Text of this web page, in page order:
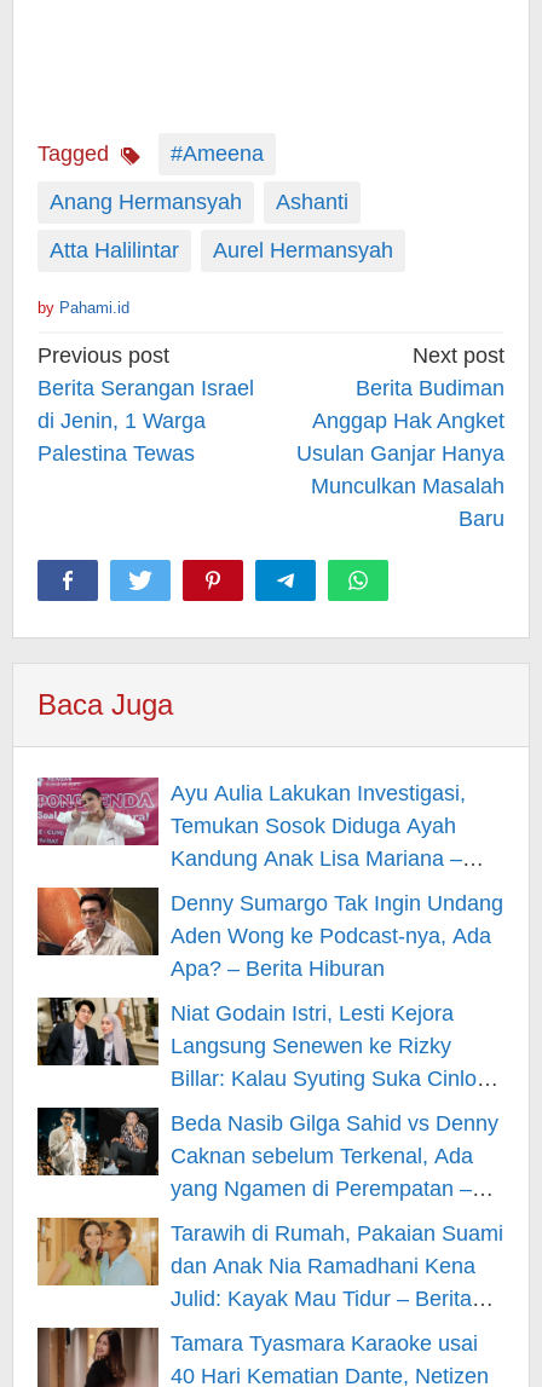
Tagged
#Ameena
Anang Hermansyah
Ashanti
Atta Halilintar
Aurel Hermansyah
by Pahami.id
Post
navigation
Previous post
Berita Serangan Israel
di Jenin, 1 Warga
Palestina Tewas
Next post
Berita Budiman
Anggap Hak Angket
Usulan Ganjar Hanya
Munculkan Masalah
Baru
Baca Juga
Ayu Aulia Lakukan Investigasi,
Temukan Sosok Diduga Ayah
Kandung Anak Lisa Mariana –
Berita Hiburan
Denny Sumargo Tak Ingin Undang
Aden Wong ke Podcast-nya, Ada
Apa? – Berita Hiburan
Niat Godain Istri, Lesti Kejora
Langsung Senewen ke Rizky
Billar: Kalau Syuting Suka Cinlok?
– Berita Hiburan
Beda Nasib Gilga Sahid vs Denny
Caknan sebelum Terkenal, Ada
yang Ngamen di Perempatan –
Berita Hiburan
Tarawih di Rumah, Pakaian Suami
dan Anak Nia Ramadhani Kena
Julid: Kayak Mau Tidur – Berita
Hiburan
Tamara Tyasmara Karaoke usai
40 Hari Kematian Dante, Netizen